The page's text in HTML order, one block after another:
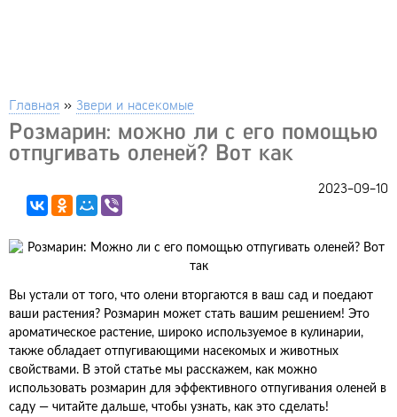
Главная » Звери и насекомые
Розмарин: можно ли с его помощью
отпугивать оленей? Вот как
2023-09-10
Вы устали от того, что олени вторгаются в ваш сад и поедают
ваши растения? Розмарин может стать вашим решением! Это
ароматическое растение, широко используемое в кулинарии,
также обладает отпугивающими насекомых и животных
свойствами. В этой статье мы расскажем, как можно
использовать розмарин для эффективного отпугивания оленей в
саду — читайте дальше, чтобы узнать, как это сделать!